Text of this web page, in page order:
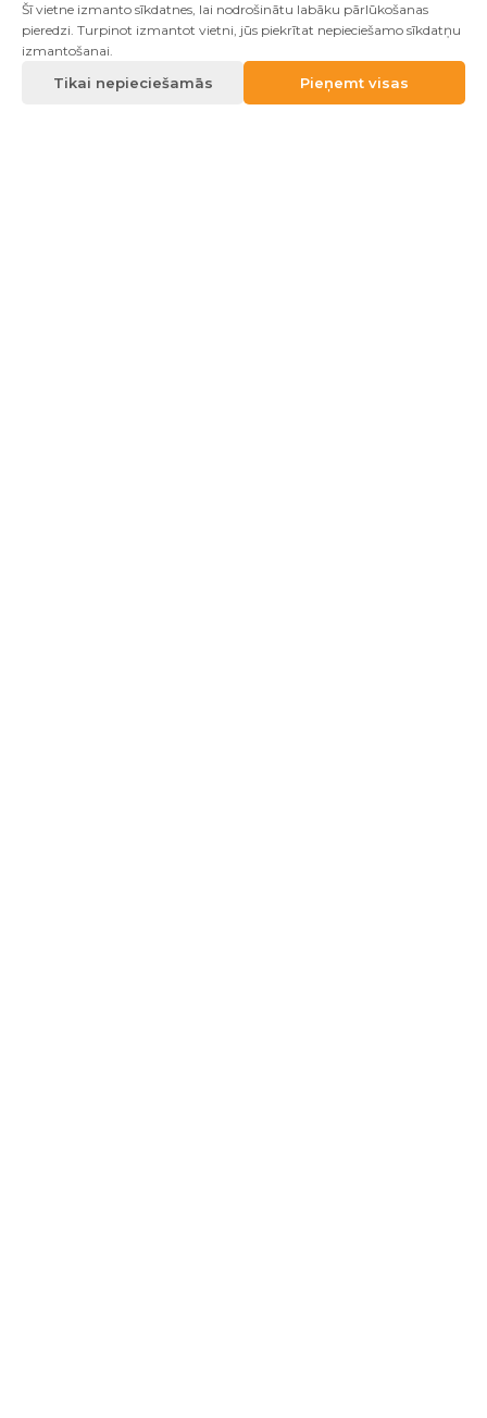
Šī vietne izmanto sīkdatnes, lai nodrošinātu labāku pārlūkošanas
pieredzi. Turpinot izmantot vietni, jūs piekrītat nepieciešamo sīkdatņu
izmantošanai.
Tikai nepieciešamās Pieņemt visas